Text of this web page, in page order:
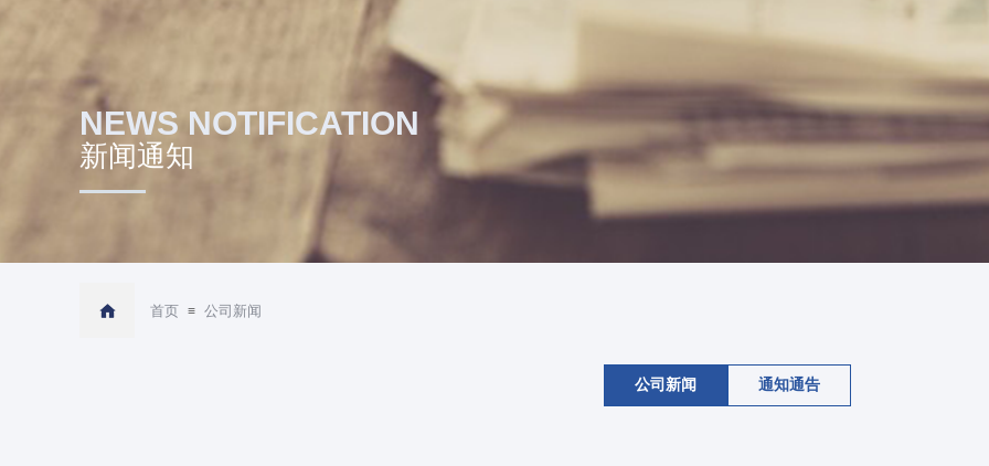
新闻通知
NEWS NOTIFICATION
首页 ≡ 公司新闻
公司新闻 通知通告